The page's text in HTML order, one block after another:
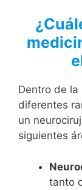
Dentro de
diferentes
un
siguientes
tanto